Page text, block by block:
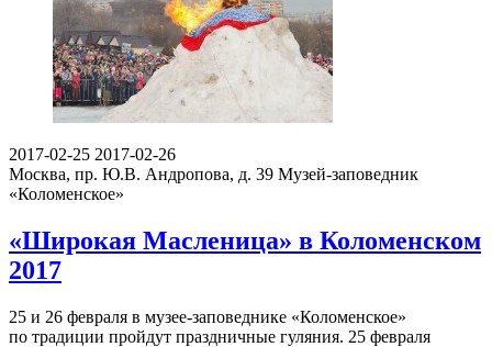
2017-02-25 2017-02-26
Москва, пр. Ю.В. Андропова, д. 39 Музей-заповедник
«Коломенское»
«Широкая Масленица» в Коломенском
2017
25 и 26 февраля в музее-заповеднике «Коломенское»
по традиции пройдут праздничные гуляния. 25 февраля